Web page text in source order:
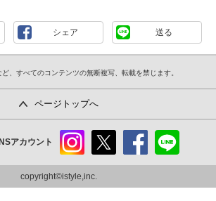
シェア 送る
、すべてのコンテンツの無断複写、転載を禁じます。
ページトップへ
アカウント
ram
copyright©istyle,inc.